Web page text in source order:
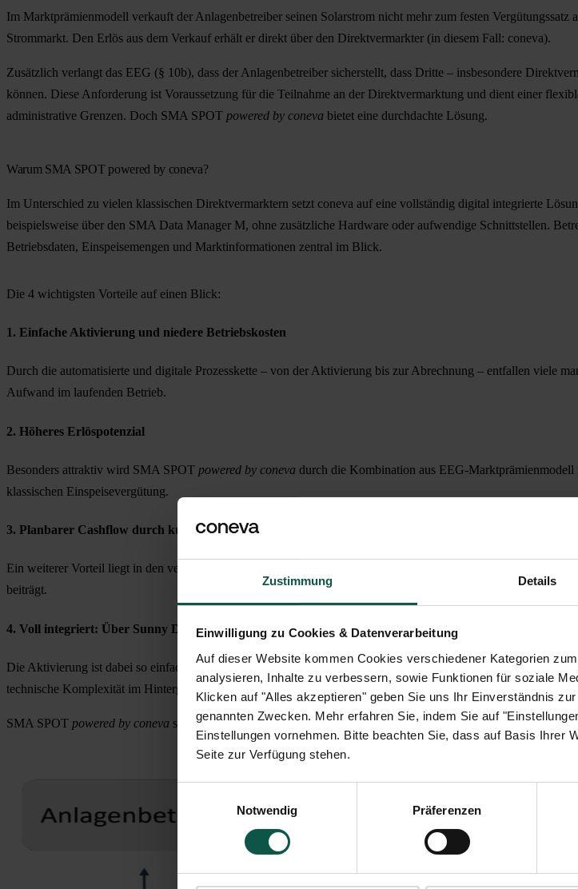
Zustimmung Details
Einwilligung zu Cookies & Datenverarbeitung
Auf dieser Website kommen Cookies verschiedener Kategorien
analysieren, Inhalte zu verbessern, sowie Funktionen für soziale
Klicken auf "Alles akzeptieren" geben Sie uns Ihr Einverständnis
genannten Zwecken. Mehr erfahren Sie, indem Sie auf
Einstellungen vornehmen. Bitte beachten Sie, dass auf Basis Ihrer
Seite zur Verfügung stehen.
Notwendig
Präferenzen
Im Marktprämienmodell verkauft der Anlagenbetreiber seinen Solarstrom nicht mehr zum festen
Strommarkt. Den Erlös aus dem Verkauf erhält er direkt über den Direktvermarkter (in diesem Fall: coneva).
Zusätzlich verlangt das EEG (§ 10b), dass der Anlagenbetreiber sicherstellt, dass Dritte – insbesondere
können. Diese Anforderung ist Voraussetzung für die Teilnahme an der Direktvermarktung und dient einer
administrative Grenzen. Doch SMA SPOT powered by coneva bietet eine durchdachte Lösung.
Warum SMA SPOT powered by coneva?
Im Unterschied zu vielen klassischen Direktvermarktern setzt coneva auf eine vollständig digital integrierte
beispielsweise über den SMA Data Manager M, ohne zusätzliche Hardware oder aufwendige Schnittstellen.
Betriebsdaten, Einspeisemengen und Marktinformationen zentral im Blick.
Die 4 wichtigsten Vorteile auf einen Blick:
1. Einfache Aktivierung und niedere Betriebskosten
Durch die automatisierte und digitale Prozesskette – von der Aktivierung bis zur Abrechnung – entfallen viele
Aufwand im laufenden Betrieb.
2. Höheres Erlöspotenzial
Besonders attraktiv wird SMA SPOT powered by coneva durch die Kombination aus EEG-
klassischen Einspeisevergütung.
3. Planbarer Cashflow durch kurze Abrechnungsintervalle
Ein weiterer Vorteil liegt in den verkürzten Abrechnungsintervallen. Statt monatelanger Wartezeiten erhalten
beiträgt.
4. Voll integriert: Über Sunny Design
Die Aktivierung ist dabei so einfach wie flexibel. Beispielsweise direkt über Sunny Design und den Data
technische Komplexität im Hintergrund hält und volle Marktintegration ermöglicht.
SMA SPOT powered by coneva steht damit für eine neue Qualität in der Direktvermarktung: einfach, sicher und